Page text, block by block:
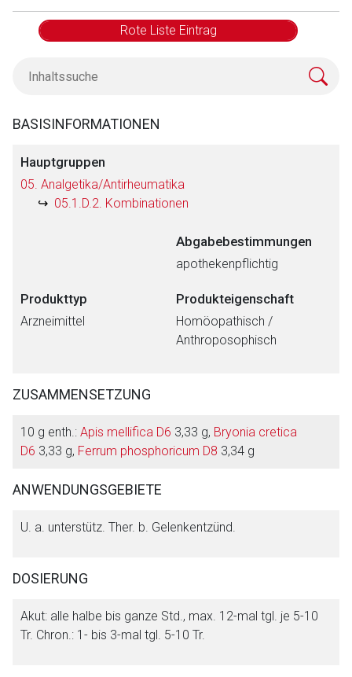
Rote Liste Eintrag
BASISINFORMATIONEN
Hauptgruppen
05. Analgetika/Antirheumatika
05.1.D.2. Kombinationen
Abgabebestimmungen
apothekenpflichtig
Produkttyp
Arzneimittel
Produkteigenschaft
Homöopathisch /
Anthroposophisch
ZUSAMMENSETZUNG
10 g enth.: Apis mellifica D6 3,33 g, Bryonia cretica
D6 3,33 g, Ferrum phosphoricum D8 3,34 g
ANWENDUNGSGEBIETE
U. a. unterstütz. Ther. b. Gelenkentzünd.
DOSIERUNG
Akut: alle halbe bis ganze Std., max. 12-mal tgl. je 5-10
Tr. Chron.: 1- bis 3-mal tgl. 5-10 Tr.
Aufruf einer externen Seite
Seite. Für die Inhalte der externen Web-Seite ist deren
Datenschutzbestimmungen.